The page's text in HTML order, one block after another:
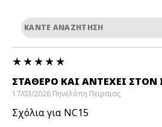
ΣΤΑΘΕΡΟ ΚΑΙ ΑΝΤΈΧΕΙ ΣΤΟΝ
17/03/2026 Πηνελόπη Πειραιας
Σχόλια για NC15